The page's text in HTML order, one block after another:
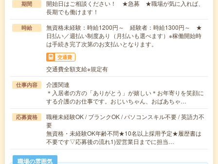
期間
開始日はご相談ください！ ★急募 ★職場が気に入れば、
長期でも働けます！
時給
無資格未経験：時給1200円～ 経験者：時給1300円～ ★
日払い／週払い制度あり（月払いも選べます）※稼働開始時
は手続き完了次第のお支払いとなります。
交通費
交通費全額支給※規定有
仕事内容
介護関連
＊入居者の方の「ありがとう」が嬉しい＊お年寄りを笑顔に
する介護のお仕事です。おじいちゃん、おばあちゃ…
応募資格
職種未経験OK / ブランクOK / パソコンスキル不要 / 英語力不
要
無資格・未経験OK年齢不問★10名以上採用予定★履歴書は
不要です▽応募後の流れ1)翌営業日までに担当…
職場の雰囲気